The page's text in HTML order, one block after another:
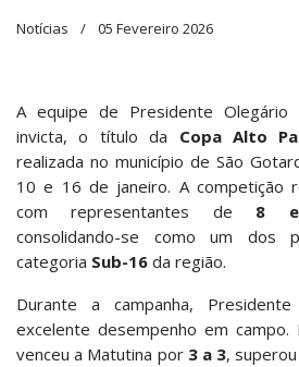
Notícias 05 Fevereiro 2026
A equipe de Presidente Olegário
invicta, o título da Copa Alto
realizada no município de São
10 e 16 de janeiro. A competição
com representantes de 8
consolidando-se como um dos
categoria Sub-16 da região.
Durante a campanha,
excelente desempenho em campo.
venceu a Matutina por 3 a 3,